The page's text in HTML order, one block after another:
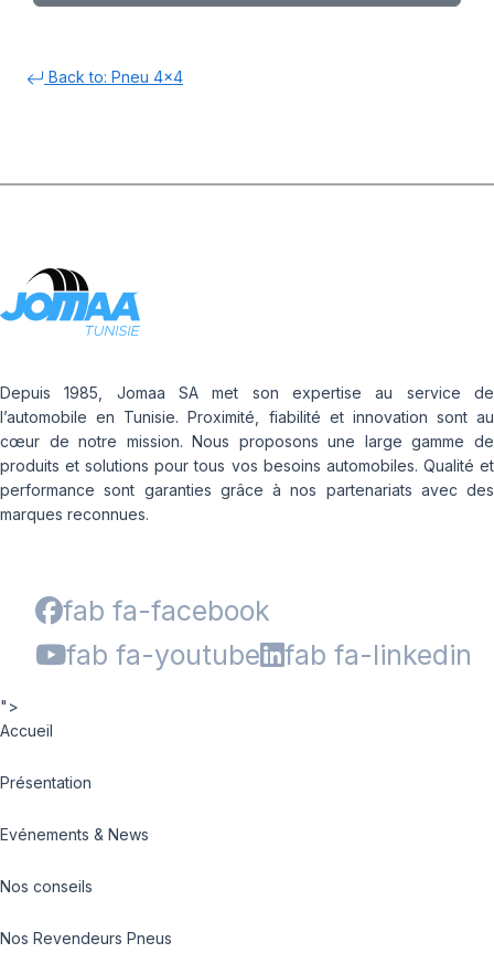
Back to: Pneu 4x4
Depuis 1985, Jomaa SA met son expertise au service de
l’automobile en Tunisie. Proximité, fiabilité et innovation sont au
cœur de notre mission. Nous proposons une large gamme de
produits et solutions pour tous vos besoins automobiles. Qualité et
performance sont garanties grâce à nos partenariats avec des
marques reconnues.
fab fa-facebook
fab fa-youtube
fab fa-linkedin
">
Accueil
Présentation
Evénements & News
Nos conseils
Nos Revendeurs Pneus